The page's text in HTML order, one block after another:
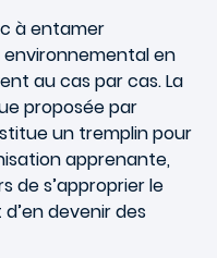
à entamer
environnemental en
au cas par cas. La
proposée par
un tremplin pour
apprenante,
de s’approprier le
devenir des